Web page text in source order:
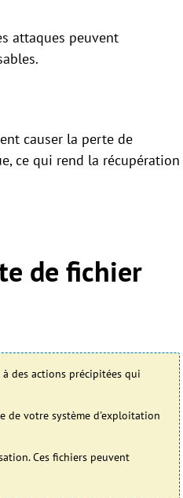
attaques peuvent
causer la perte de
ce qui rend la récupération
de fichier
des actions précipitées qui
de votre système d'exploitation
Ces fichiers peuvent